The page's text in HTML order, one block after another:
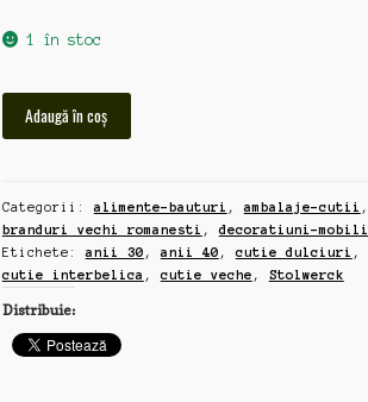
1 în stoc
Stolwerck,
dulciuri,
interbelica,
anii
30-
40
(zz157)
Adaugă în coș
Categorii:alimente-bauturi ,ambalaje-cutii ,
branduri vechi romanesti ,decoratiuni-
Etichete:anii 30 ,anii 40 ,cutie dulciuri ,
cutie interbelica ,cutie veche , Stolwerck
Distribuie: